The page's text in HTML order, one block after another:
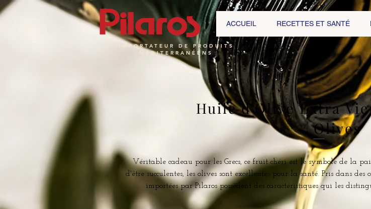
ACCUEIL RECETTES ET SANTÉ
IMPORTATEUR DE PRODUITS
MÉDITERRANÉENS
Huile d'Olive Extra
Olives
Véritable cadeau pour les Grecs, ce fruit chéri est le symbole de la
d'être succulentes, les olives sont excellentes pour la santé. Pris dans
importées par Pilaros possèdent des caractéristiques qui les